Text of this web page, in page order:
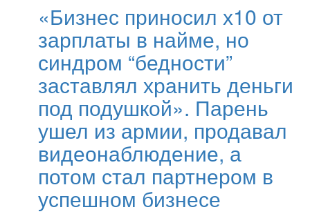
«Бизнес приносил х10 от
зарплаты в найме, но
синдром “бедности”
заставлял хранить деньги
под подушкой». Парень
ушел из армии, продавал
видеонаблюдение, а
потом стал партнером в
успешном бизнесе